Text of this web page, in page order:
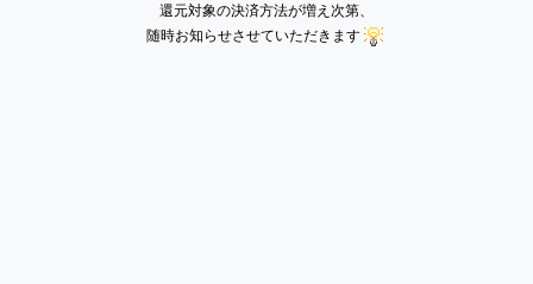
還元対象の決済方法が増え次第、
随時お知らせさせていただきます